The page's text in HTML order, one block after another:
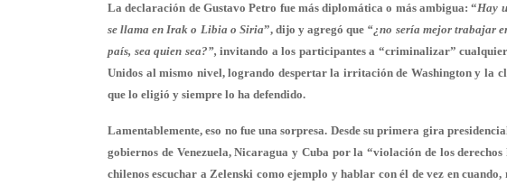
La declaración de Gustavo Petro fue más diplomática o más ambigua: “Hay
se llama en Irak o Libia o Siria”, dijo y agregó que “¿no sería mejor trabajar
país, sea quien sea?”, invitando a los participantes a “criminalizar”
Unidos al mismo nivel, logrando despertar la irritación de Washington y la
que lo eligió y siempre lo ha defendido.
Lamentablemente, eso no fue una sorpresa. Desde su primera gira
gobiernos de Venezuela, Nicaragua y Cuba por la “violación de los
chilenos escuchar a Zelenski como ejemplo y hablar con él de vez en